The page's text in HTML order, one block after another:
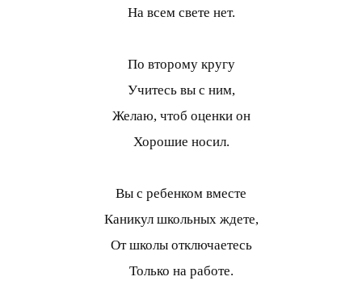
На всем свете нет.
По второму кругу
Учитесь вы с ним,
Желаю, чтоб оценки он
Хорошие носил.
Вы с ребенком вместе
Каникул школьных ждете,
От школы отключаетесь
Только на работе.